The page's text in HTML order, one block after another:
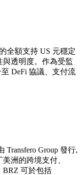
全額支持 US 元穩定
透明度。作為受監
DeFi 協議、支付流
Group 發行,
洲的跨境支付、
BRZ 可於包括